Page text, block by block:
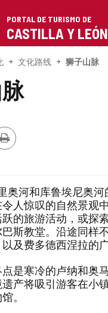
PORTAL DE TURISMO DE
CASTILLA Y LEÓN
文化路线 狮子山脉
打
奥河和库鲁埃尼奥
人惊叹的自然景观
的旅游活动，或探
斯教堂。沿途同样
及费多德西涅拉的
是寒冷的卢纳和奥
产将吸引游客在小
。